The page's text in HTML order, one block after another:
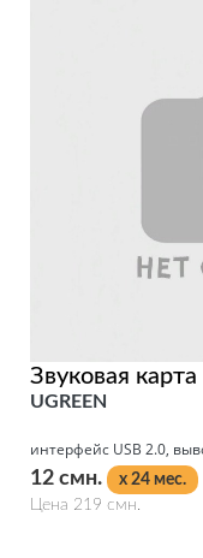
Звуковая
UGREEN
интерфейс USB 2.0,
12 смн.
x 24 мес.
Цена 219 смн.